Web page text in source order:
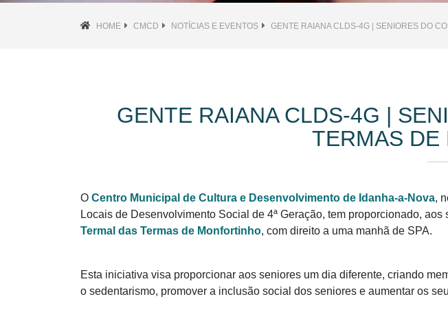
HOME CMCD NOTÍCIAS E EVENTOS GENTE RAIANA CLDS-4G | SENIORES DO
GENTE RAIANA CLDS-4G |
TERMAS DE
O Centro Municipal de Cultura e Desenvolvimento de Idanha-a-Nova,
Locais de Desenvolvimento Social de 4ª Geração, tem proporcionado,
Termal das Termas de Monfortinho, com direito a uma manhã de SPA.
Esta iniciativa visa proporcionar aos seniores um dia diferente, criando
o sedentarismo, promover a inclusão social dos seniores e aumentar os